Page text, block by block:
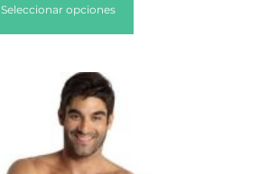
Seleccionar opciones